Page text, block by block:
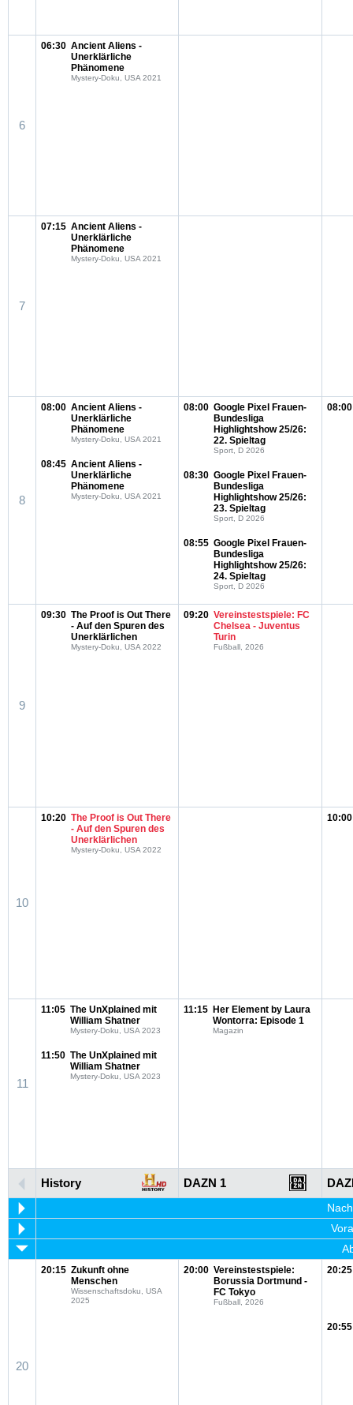
6
06:30 Ancient Aliens -
Unerklärliche
Phänomene
Mystery-Doku, USA 2021
7
07:15 Ancient Aliens -
Unerklärliche
Phänomene
Mystery-Doku, USA 2021
8
08:00 Ancient Aliens -
Unerklärliche
Phänomene
Mystery-Doku, USA 2021
08:45 Ancient Aliens -
Unerklärliche
Phänomene
Mystery-Doku, USA 2021
08:00 Google Pixel Frauen-
Bundesliga
Highlightshow 25/26:
22. Spieltag
Sport, D 2026
08:30 Google Pixel Frauen-
Bundesliga
Highlightshow 25/26:
23. Spieltag
Sport, D 2026
08:55 Google Pixel Frauen-
Bundesliga
Highlightshow 25/26:
24. Spieltag
Sport, D 2026
08:00
9
09:30 The Proof is Out There
- Auf den Spuren des
Unerklärlichen
Mystery-Doku, USA 2022
09:20 Vereinstestspiele: FC
Chelsea - Juventus
Turin
Fußball, 2026
10
10:20 The Proof is Out There
- Auf den Spuren des
Unerklärlichen
Mystery-Doku, USA 2022
10:00
11
11:05 The UnXplained mit
William Shatner
Mystery-Doku, USA 2023
11:50 The UnXplained mit
William Shatner
Mystery-Doku, USA 2023
11:15 Her Element by Laura
Wontorra: Episode 1
Magazin
History DAZN 1
20
20:15 Zukunft ohne
Menschen
Wissenschaftsdoku, USA
2025
20:00 Vereinstestspiele:
Borussia Dortmund -
FC Tokyo
Fußball, 2026
20:25
20:55